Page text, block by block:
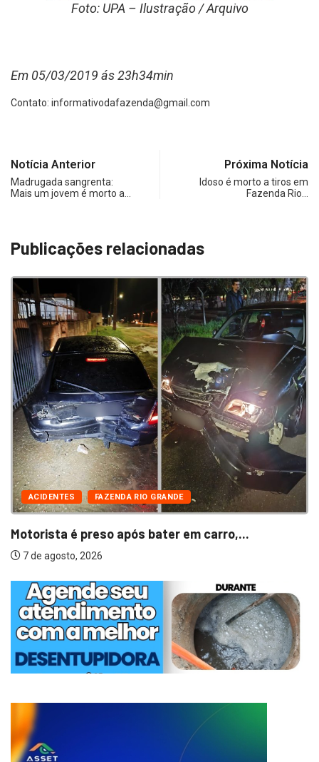
Foto: UPA – Ilustração / Arquivo
Em 05/03/2019 ás 23h34min
Contato: informativodafazenda@gmail.com
Notícia Anterior
Madrugada sangrenta:
Mais um jovem é morto a…
Próxima Notícia
Idoso é morto a tiros em
Fazenda Rio…
Publicações relacionadas
ACIDENTES FAZENDA RIO GRANDE
Motorista é preso após bater em carro,...
7 de agosto, 2026